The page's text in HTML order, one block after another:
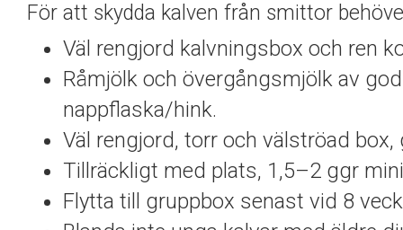
För att skydda kalven från smittor
Väl rengjord kalvningsbox och ren
Råmjölk och övergångsmjölk av
nappflaska/hink.
Väl rengjord, torr och välströad box,
Tillräckligt med plats, 1,5–2 ggr
Flytta till gruppbox senast vid 8